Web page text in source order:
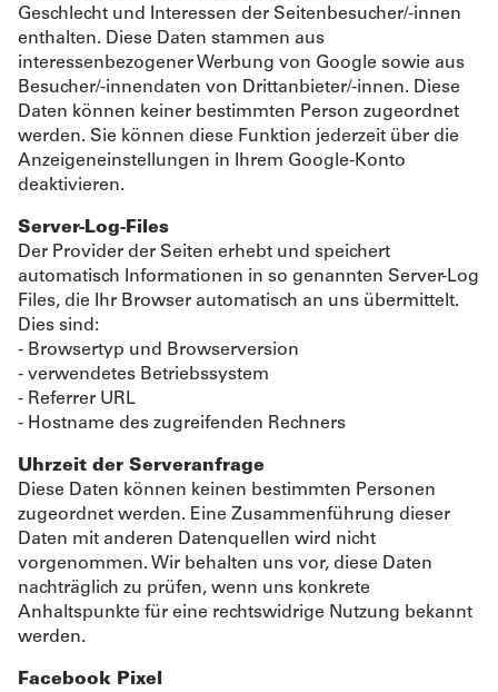
Geschlecht und Interessen der Seitenbesucher/-innen
enthalten. Diese Daten stammen aus
interessenbezogener Werbung von Google sowie aus
Besucher/-innendaten von Drittanbieter/-innen. Diese
Daten können keiner bestimmten Person zugeordnet
werden. Sie können diese Funktion jederzeit über die
Anzeigeneinstellungen in Ihrem Google-Konto
deaktivieren.
Server-Log-Files
Der Provider der Seiten erhebt und speichert
automatisch Informationen in so genannten Server-Log
Files, die Ihr Browser automatisch an uns übermittelt.
Dies sind:
- Browsertyp und Browserversion
- verwendetes Betriebssystem
- Referrer URL
- Hostname des zugreifenden Rechners
Uhrzeit der Serveranfrage
Diese Daten können keinen bestimmten Personen
zugeordnet werden. Eine Zusammenführung dieser
Daten mit anderen Datenquellen wird nicht
vorgenommen. Wir behalten uns vor, diese Daten
nachträglich zu prüfen, wenn uns konkrete
Anhaltspunkte für eine rechtswidrige Nutzung bekannt
werden.
Facebook Pixel